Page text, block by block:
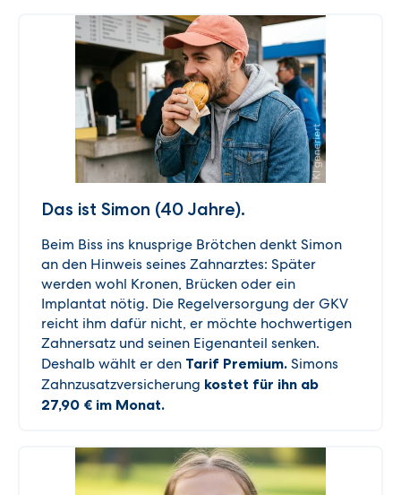
Das ist Simon (40 Jahre).
Beim Biss ins knusprige Brötchen denkt Simon
an den Hinweis seines Zahnarztes: Später
werden wohl Kronen, Brücken oder ein
Implantat nötig. Die Regelversorgung der GKV
reicht ihm dafür nicht, er möchte hochwertigen
Zahnersatz und seinen Eigenanteil senken.
Deshalb wählt er den Tarif Premium. Simons
Zahnzusatzversicherung kostet für ihn ab
27,90 € im Monat.